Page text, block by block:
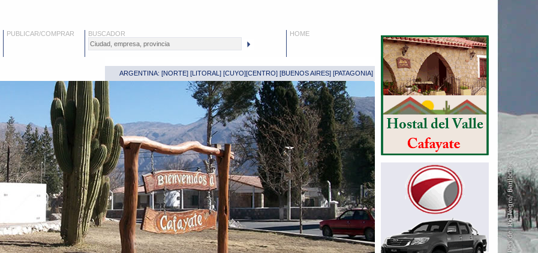
PUBLICAR/COMPRAR BUSCADOR HOME
ARGENTINA: [NORTE] [LITORAL ] [CUYO][CENTRO] [BUENOS AIRES] [PATAGONIA]